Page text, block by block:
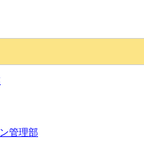
管理部